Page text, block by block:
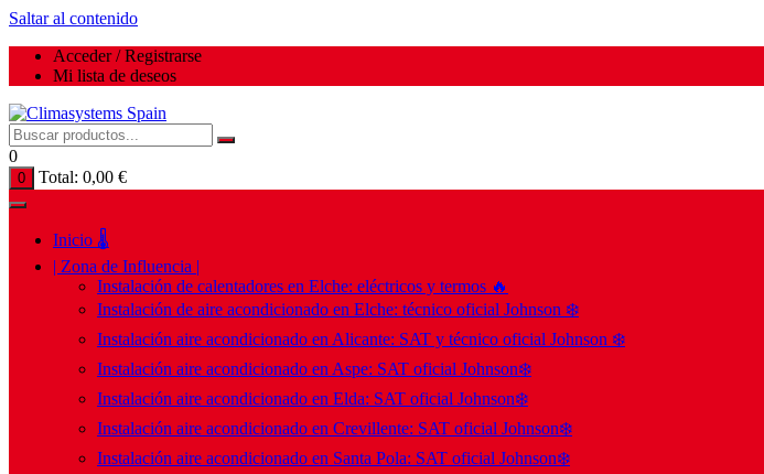
Saltar al contenido
Acceder / Registrarse
Mi lista de deseos
0
0 Total: 0,00 €
Inicio 🌡️
| Zona de Influencia |
Instalación de calentadores en Elche: eléctricos y termos 🔥
Instalación de aire acondicionado en Elche: técnico oficial Johnson ❄️
Instalación aire acondicionado en Alicante: SAT y técnico oficial Johnson ❄️
Instalación aire acondicionado en Aspe: SAT oficial Johnson❄️
Instalación aire acondicionado en Elda: SAT oficial Johnson❄️
Instalación aire acondicionado en Crevillente: SAT oficial Johnson❄️
Instalación aire acondicionado en Santa Pola: SAT oficial Johnson❄️